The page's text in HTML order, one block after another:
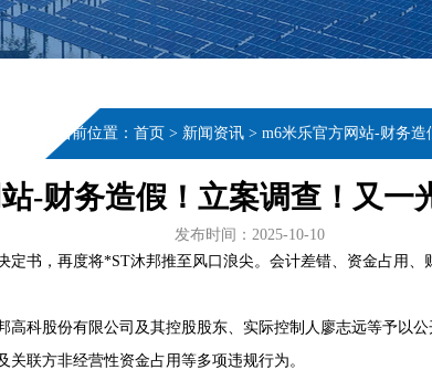
当前位置： 首页 > 新闻资讯 > m6米乐官方网站-财务
-财务造假！立案调查！又一
发布时间：2025-10-10
定书，再度将*ST沐邦推至风口浪尖。会计差错、资金占用
高科股份有限公司及其控股股东、实际控制人廖志远等予以
联方非经营性资金占用等多项违规行为。